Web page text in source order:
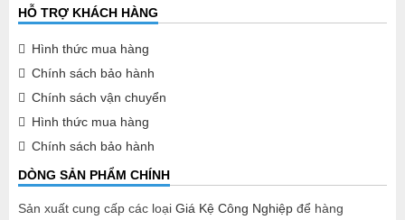
HỖ TRỢ KHÁCH HÀNG
Hình thức mua hàng
Chính sách bảo hành
Chính sách vận chuyển
Hình thức mua hàng
Chính sách bảo hành
DÒNG SẢN PHẨM CHÍNH
Sản xuất cung cấp các loại Giá Kệ Công Nghiệp để hàng